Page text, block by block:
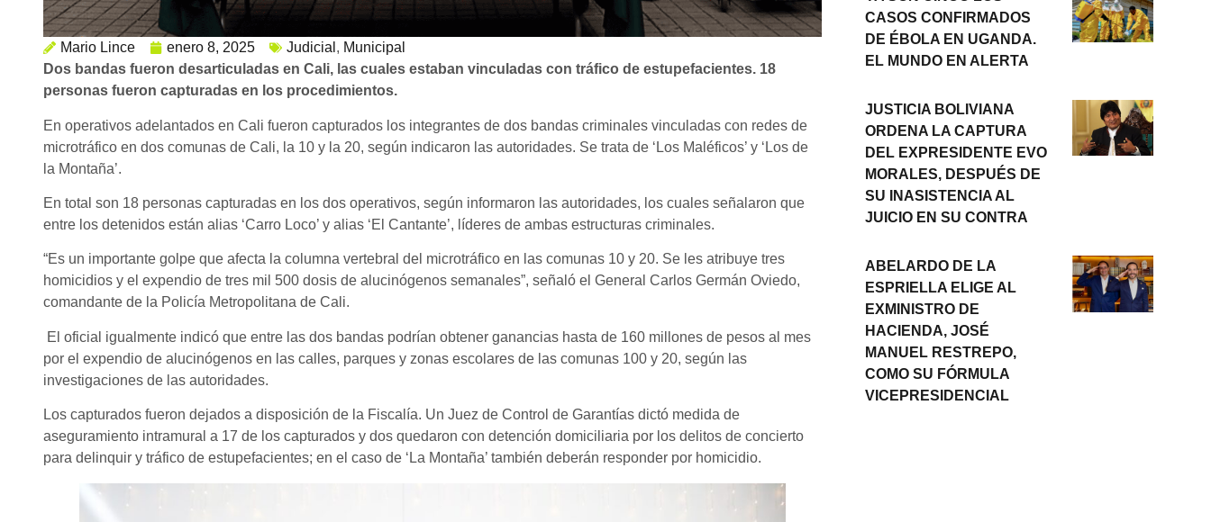
Mario Lince enero 8, 2025 Judicial , Municipal
Dos bandas fueron desarticuladas en Cali, las cuales estaban vinculadas con tráfico de estupefacientes. 18
personas fueron capturadas en los procedimientos.
En operativos adelantados en Cali fueron capturados los integrantes de dos bandas criminales vinculadas con redes de
microtráfico en dos comunas de Cali, la 10 y la 20, según indicaron las autoridades. Se trata de ‘Los Maléficos’ y ‘Los de
la Montaña’.
En total son 18 personas capturadas en los dos operativos, según informaron las autoridades, los cuales señalaron que
entre los detenidos están alias ‘Carro Loco’ y alias ‘El Cantante’, líderes de ambas estructuras criminales.
“Es un importante golpe que afecta la columna vertebral del microtráfico en las comunas 10 y 20. Se les atribuye tres
homicidios y el expendio de tres mil 500 dosis de alucinógenos semanales”, señaló el General Carlos Germán Oviedo,
comandante de la Policía Metropolitana de Cali.
El oficial igualmente indicó que entre las dos bandas podrían obtener ganancias hasta de 160 millones de pesos al mes
por el expendio de alucinógenos en las calles, parques y zonas escolares de las comunas 100 y 20, según las
investigaciones de las autoridades.
Los capturados fueron dejados a disposición de la Fiscalía. Un Juez de Control de Garantías dictó medida de
aseguramiento intramural a 17 de los capturados y dos quedaron con detención domiciliaria por los delitos de concierto
para delinquir y tráfico de estupefacientes; en el caso de ‘La Montaña’ también deberán responder por homicidio.
CASOS CONFIRMADOS
DE ÉBOLA EN UGANDA.
EL MUNDO EN ALERTA
JUSTICIA BOLIVIANA
ORDENA LA CAPTURA
DEL EXPRESIDENTE EVO
MORALES, DESPUÉS DE
SU INASISTENCIA AL
JUICIO EN SU CONTRA
ABELARDO DE LA
ESPRIELLA ELIGE AL
EXMINISTRO DE
HACIENDA, JOSÉ
MANUEL RESTREPO,
COMO SU FÓRMULA
VICEPRESIDENCIAL